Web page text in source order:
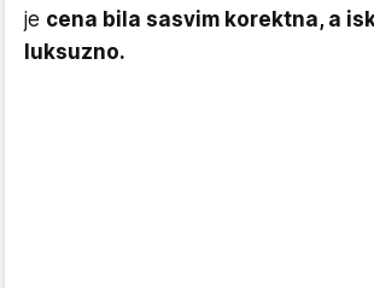
je cena bila sasvim korektna, a
luksuzno.